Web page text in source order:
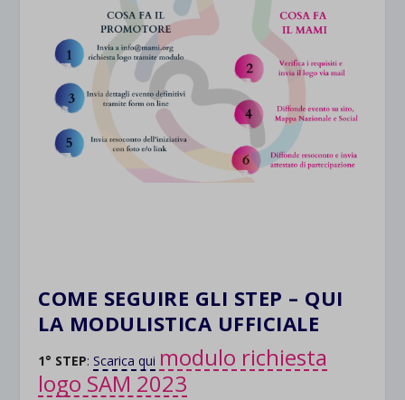
COME SEGUIRE GLI STEP – QUI
LA MODULISTICA UFFICIALE
1° STEP:Scarica qui modulo richiesta
logo SAM 2023